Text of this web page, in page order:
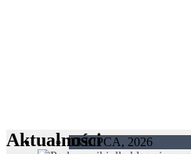
Aktualności13 LIPCA, 2026